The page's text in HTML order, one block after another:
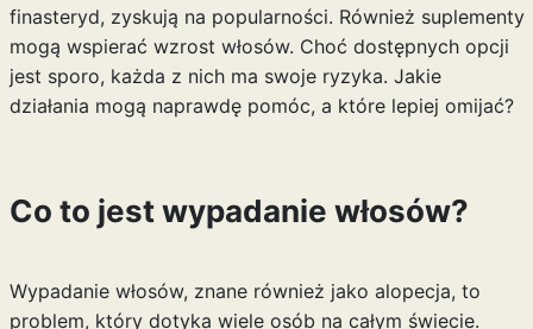
finasteryd, zyskują na popularności. Również suplementy
mogą wspierać wzrost włosów. Choć dostępnych opcji
jest sporo, każda z nich ma swoje ryzyka. Jakie
działania mogą naprawdę pomóc, a które lepiej omijać?
Co to jest wypadanie włosów?
Wypadanie włosów, znane również jako alopecja, to
problem, który dotyka wiele osób na całym świecie.